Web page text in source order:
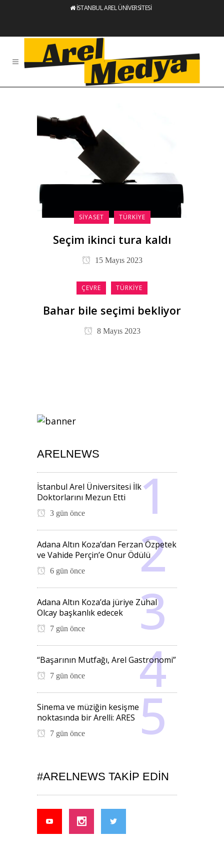
İSTANBUL AREL ÜNİVERSİTESİ
SIYASET TÜRKIYE
Seçim ikinci tura kaldı
15 Mayıs 2023
ÇEVRE TÜRKIYE
Bahar bile seçimi bekliyor
8 Mayıs 2023
ARELNEWS
İstanbul Arel Üniversitesi İlk
Doktorlarını Mezun Etti
3 gün önce
Adana Altın Koza’dan Ferzan Özpetek
ve Vahide Perçin’e Onur Ödülü
6 gün önce
Adana Altın Koza’da jüriye Zuhal
Olcay başkanlık edecek
7 gün önce
“Başarının Mutfağı, Arel Gastronomi”
7 gün önce
Sinema ve müziğin kesişme
noktasında bir Arelli: ARES
7 gün önce
#ARELNEWS TAKIP EDIN